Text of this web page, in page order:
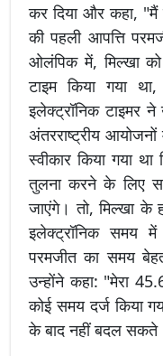
कर दिया और कहा, "मैं
की पहली आपत्ति
ओलंपिक में, मिल्खा
टाइम किया गया
इलेक्ट्रॉनिक टाइमर
अंतरराष्ट्रीय
स्वीकार किया गया
तुलना करने के लिए
जाएंगे। तो, मिल्खा
इलेक्ट्रॉनिक समय
परमजीत का समय
उन्होंने कहा: "मेरा
कोई समय दर्ज किया
के बाद नहीं बदल